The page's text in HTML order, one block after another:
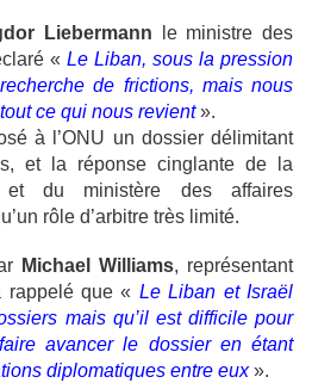
Liebermann le ministre des
« Le Liban, sous la pression
de frictions, mais nous
ce qui nous revient».
à l’ONU un dossier délimitant
et la réponse cinglante de la
et du ministère des affaires
rôle d’arbitre très limité.
Michael Williams, représentant
rappelé que « Le Liban et Israël
mais qu’il est difficile pour
avancer le dossier en étant
diplomatiques entre eux».